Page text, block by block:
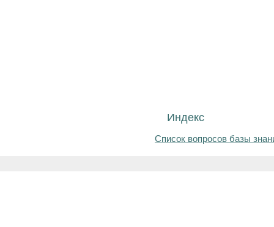
Индекс
Список вопросов базы